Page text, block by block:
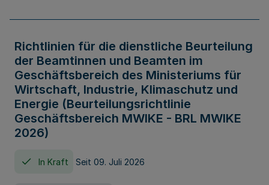
Richtlinien für die dienstliche Beurteilung
der Beamtinnen und Beamten im
Geschäftsbereich des Ministeriums für
Wirtschaft, Industrie, Klimaschutz und
Energie (Beurteilungsrichtlinie
Geschäftsbereich MWIKE - BRL MWIKE
2026)
In Kraft Seit 09. Juli 2026